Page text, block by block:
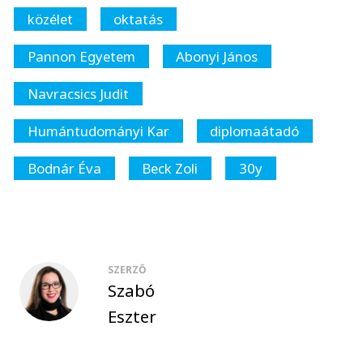
közélet
oktatás
Pannon Egyetem
Abonyi János
Navracsics Judit
Humántudományi Kar
diplomaátadó
Bodnár Éva
Beck Zoli 30y
SZERZŐ
Szabó
Eszter